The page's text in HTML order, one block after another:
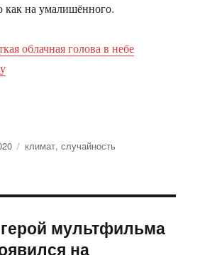
как на умалишённого.
облачная голова в небе
Метки
климат,случайность
мультфильма
на